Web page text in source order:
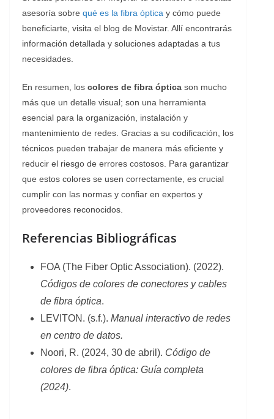
asesoría sobre qué es la fibra óptica y cómo puede
beneficiarte, visita el blog de Movistar. Allí encontrarás
información detallada y soluciones adaptadas a tus
necesidades.
En resumen, los colores de fibra óptica son mucho
más que un detalle visual; son una herramienta
esencial para la organización, instalación y
mantenimiento de redes. Gracias a su codificación, los
técnicos pueden trabajar de manera más eficiente y
reducir el riesgo de errores costosos. Para garantizar
que estos colores se usen correctamente, es crucial
cumplir con las normas y confiar en expertos y
proveedores reconocidos.
Referencias Bibliográficas
FOA (The Fiber Optic Association). (2022).
Códigos de colores de conectores y cables
de fibra óptica.
LEVITON. (s.f.). Manual interactivo de redes
en centro de datos.
Noori, R. (2024, 30 de abril). Código de
colores de fibra óptica: Guía completa
(2024).